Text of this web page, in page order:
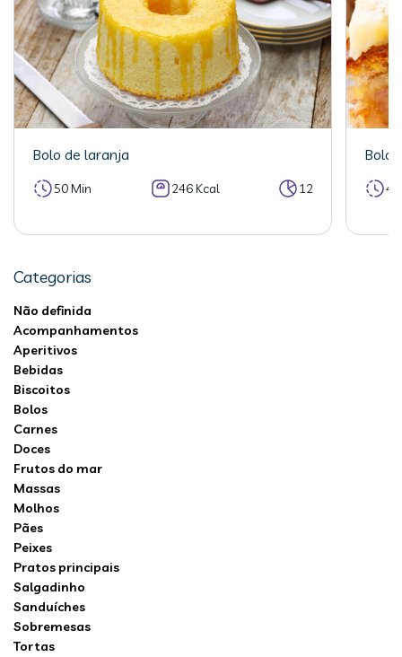
Bolo de laranja
50 Min 246 Kcal 12
Bolo
Categorias
Não definida
Acompanhamentos
Aperitivos
Bebidas
Biscoitos
Bolos
Carnes
Doces
Frutos do mar
Massas
Molhos
Pães
Peixes
Pratos principais
Salgadinho
Sanduíches
Sobremesas
Tortas